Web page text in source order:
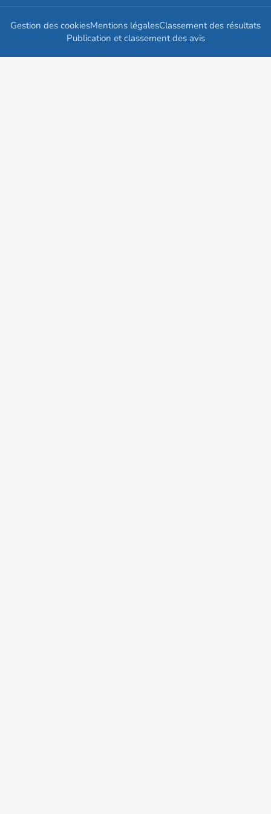
Gestion des cookiesMentions légalesClassement des résultats
Publication et classement des avis